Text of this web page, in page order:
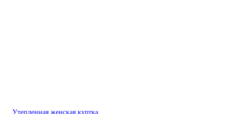
Утепленная женская куртка